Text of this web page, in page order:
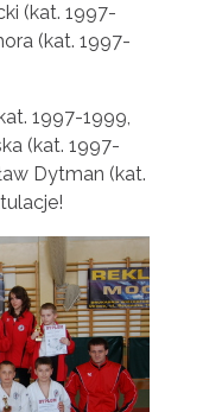
(kat. 1997-
(kat. 1997-
1997-1999,
(kat. 1997-
Dytman (kat.